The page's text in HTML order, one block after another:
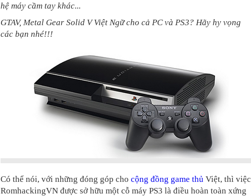
hệ máy cầm tay khác...
GTAV, Metal Gear Solid V Việt Ngữ cho cả PC và PS3? Hãy hy vọng
các bạn nhé!!!
Có thể nói, với những đóng góp cho cộng đồng game thủ Việt, thì việc
RomhackingVN được sở hữu một cỗ máy PS3 là điều hoàn toàn xứng